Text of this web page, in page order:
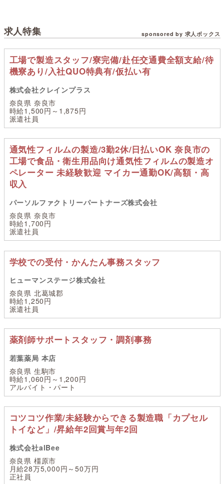
求人特集 sponsored by 求人ボックス
工場で製造スタッフ/寮完備/赴任交通費全額支給/待
機寮あり/入社QUO特典有/仮払い有
株式会社クレインプラス
奈良県 奈良市
時給1,500円～1,875円
派遣社員
通気性フィルムの製造/3勤2休/日払いOK 奈良市の
工場で食品・衛生用品向け通気性フィルムの製造オ
ペレーター 未経験歓迎 マイカー通勤OK/高額・高
収入
パーソルファクトリーパートナーズ株式会社
奈良県 奈良市
時給1,700円
派遣社員
学校での受付・かんたん事務スタッフ
ヒューマンステージ株式会社
奈良県 北葛城郡
時給1,250円
派遣社員
薬剤師サポートスタッフ・調剤事務
若葉薬局 本店
奈良県 生駒市
時給1,060円～1,200円
アルバイト・パート
コツコツ作業/未経験からできる製造職「カプセル
トイなど」/昇給年2回賞与年2回
株式会社alBee
奈良県 橿原市
月給28万5,000円～50万円
正社員